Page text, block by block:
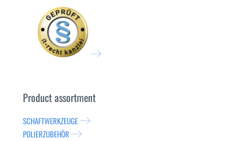
Product assortment
SCHAFTWERKZEUGE
POLIERZUBEHÖR